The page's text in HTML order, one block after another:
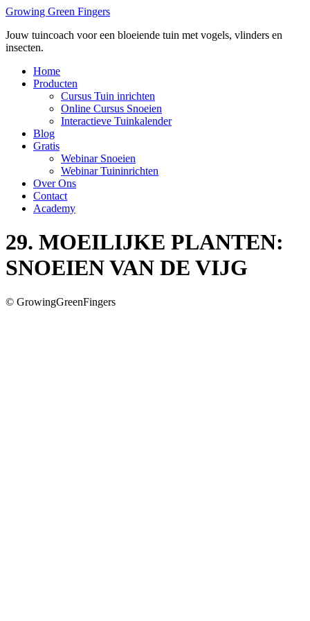
Ga
de
inhoud
Growing Green Fingers
Jouw tuincoach voor een bloeiende tuin met vogels, vlinders en
insecten.
Home
Producten
Cursus Tuin inrichten
Online Cursus Snoeien
Interactieve Tuinkalender
Blog
Gratis
Webinar Snoeien
Webinar Tuininrichten
Over Ons
Contact
Academy
29. MOEILIJKE PLANTEN:
SNOEIEN VAN DE VIJG
© GrowingGreenFingers